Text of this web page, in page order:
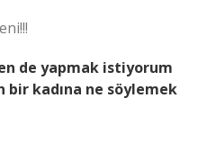
de yapmak istiyorum
bir kadına ne söylemek